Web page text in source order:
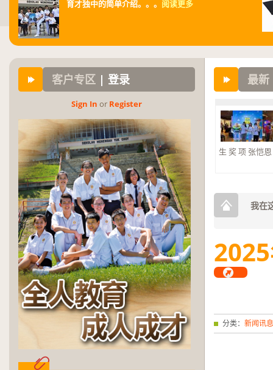
育才独中的简单介绍。。。 阅读更多
客户专区 | 登录
Sign In or Reg­is­ter
最新
2026年第三
奖
生 奖 项 张恺
我在
2025
分类： 新闻讯息